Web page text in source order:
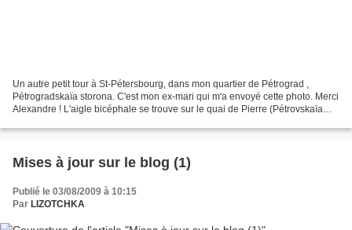
Un autre petit tour à St-Pétersbourg, dans mon quartier de Pétrograd ,
Pétrogradskaïa storona. C'est mon ex-mari qui m'a envoyé cette photo. Merci
Alexandre ! L'aigle bicéphale se trouve sur le quai de Pierre (Pétrovskaïa
Mises à jour sur le blog (1)
Publié le 03/08/2009 à 10:15
Par LIZOTCHKA